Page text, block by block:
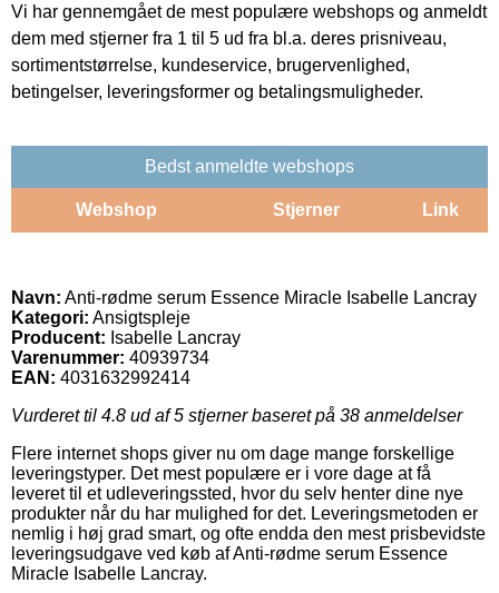
Vi har gennemgået de mest populære webshops og anmeldt
dem med stjerner fra 1 til 5 ud fra bl.a. deres prisniveau,
sortimentstørrelse, kundeservice, brugervenlighed,
betingelser, leveringsformer og betalingsmuligheder.
Bedst anmeldte webshops
Webshop Stjerner Link
Navn: Anti-rødme serum Essence Miracle Isabelle Lancray
Kategori: Ansigtspleje
Producent: Isabelle Lancray
Varenummer: 40939734
EAN: 4031632992414
Vurderet til 4.8 ud af 5 stjerner baseret på 38 anmeldelser
Flere internet shops giver nu om dage mange forskellige
leveringstyper. Det mest populære er i vore dage at få
leveret til et udleveringssted, hvor du selv henter dine nye
produkter når du har mulighed for det. Leveringsmetoden er
nemlig i høj grad smart, og ofte endda den mest prisbevidste
leveringsudgave ved køb af Anti-rødme serum Essence
Miracle Isabelle Lancray.